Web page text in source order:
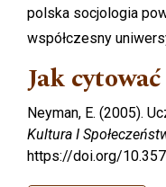
polska socjologia
współczesny
Jak cytować
Neyman, E. (2005).
Kultura I
https://doi.org/